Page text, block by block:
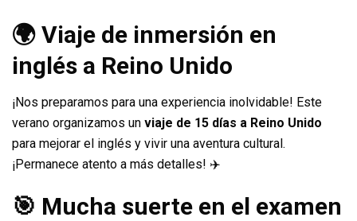
🌍 Viaje de inmersión en
inglés a Reino Unido
¡Nos preparamos para una experiencia inolvidable! Este
verano organizamos un viaje de 15 días a Reino Unido
para mejorar el inglés y vivir una aventura cultural.
¡Permanece atento a más detalles! ✈️
🎯 Mucha suerte en el examen